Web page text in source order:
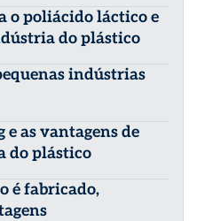
o poliácido láctico e
do plástico
indústrias
e as vantagens de
do plástico
é fabricado,